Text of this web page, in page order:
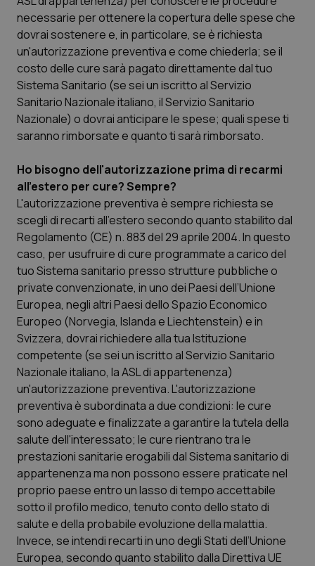
Studi e Analisi
Lettere al direttore
Edizioni Regionali
QS Pro
Professionisti Sanitari.AI
Abruzzo
Basilicata
Calabria
Campania
Emilia-Romagna
Friuli Venezia Giulia
Lazio
Liguria
Lombardia
Marche
QS Pro Gold
Artrite & artrosi
Asma & BPCO
Car-T
Colesterolo & coronaropatie
Dermatite Atopica
Diabete & glucometri
Disturbi dell’umore
Dolore
Donna & Salute
QS Club Newsletter
necessarie per ottenere la copertura delle spese che
dovrai sostenere e, in particolare, se è richiesta
un'autorizzazione preventiva e come chiederla; se il
costo delle cure sarà pagato direttamente dal tuo
Sistema Sanitario (se sei un iscritto al Servizio
Sanitario Nazionale italiano, il Servizio Sanitario
Nazionale) o dovrai anticipare le spese; quali spese ti
saranno rimborsate e quanto ti sarà rimborsato.
Ho bisogno dell'autorizzazione prima di recarmi
all'estero per cure? Sempre?
L'autorizzazione preventiva è sempre richiesta se
scegli di recarti all'estero secondo quanto stabilito dal
Regolamento (CE) n. 883 del 29 aprile 2004. In questo
caso, per usufruire di cure programmate a carico del
tuo Sistema sanitario presso strutture pubbliche o
private convenzionate, in uno dei Paesi dell’Unione
Europea, negli altri Paesi dello Spazio Economico
Europeo (Norvegia, Islanda e Liechtenstein) e in
Svizzera, dovrai richiedere alla tua Istituzione
competente (se sei un iscritto al Servizio Sanitario
Nazionale italiano, la ASL di appartenenza)
un'autorizzazione preventiva. L'autorizzazione
preventiva è subordinata a due condizioni: le cure
sono adeguate e finalizzate a garantire la tutela della
salute dell'interessato; le cure rientrano tra le
prestazioni sanitarie erogabili dal Sistema sanitario di
appartenenza ma non possono essere praticate nel
proprio paese entro un lasso di tempo accettabile
sotto il profilo medico, tenuto conto dello stato di
salute e della probabile evoluzione della malattia.
Invece, se intendi recarti in uno degli Stati dell’Unione
Europea, secondo quanto stabilito dalla Direttiva UE